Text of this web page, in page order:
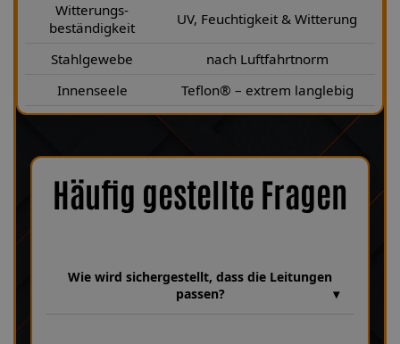
Witterungs-
beständigkeit
UV, Feuchtigkeit & Witterung
Stahlgewebe
nach Luftfahrtnorm
Innenseele
Teflon® – extrem langlebig
Häufig gestellte Fragen
Wie wird sichergestellt, dass die Leitungen
passen?